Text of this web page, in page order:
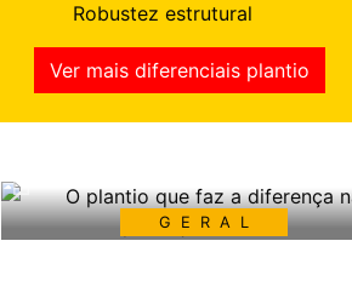
Robustez estrutural
Ver mais diferenciais plantio
GERAL